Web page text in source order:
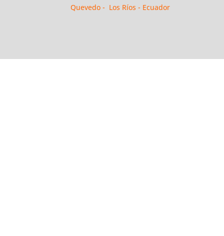
Quevedo - Los Ríos - Ecuador